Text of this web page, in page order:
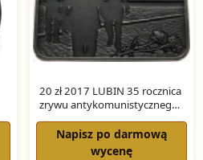
20 zł 2017 LUBIN 35 rocznica
zrywu antykomunistycznego
w Lubinie SREBRO
Napisz po darmową
wycenę